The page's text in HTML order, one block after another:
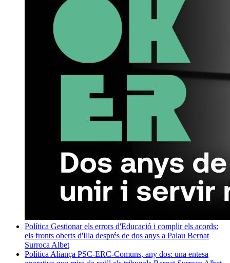
Política Gestionar els errors d'Educació i complir els acords:
els fronts oberts d'Illa després de dos anys a Palau Bernat
Surroca Albet
Política Aliança PSC-ERC-Comuns, any dos: una entesa